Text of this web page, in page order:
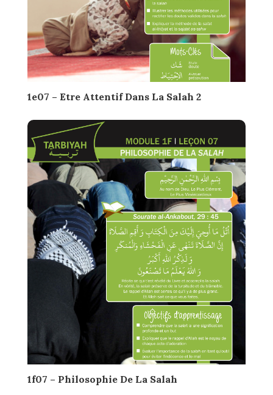
1e07 – Etre Attentif Dans La Salah 2
1f07 – Philosophie De La Salah